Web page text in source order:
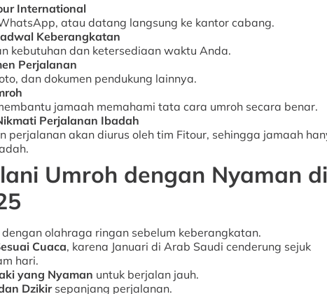
International
atau datang langsung ke kantor cabang.
Keberangkatan
kebutuhan dan ketersediaan waktu Anda.
Perjalanan
dan dokumen pendukung lainnya.
jamaah memahami tata cara umroh secara benar.
Perjalanan Ibadah
perjalanan akan diurus oleh tim Fitour, sehingga jamaah
Umroh dengan Nyaman di
olahraga ringan sebelum keberangkatan.
Cuaca, karena Januari di Arab Saudi cenderung sejuk
hari.
yang Nyaman untuk berjalan jauh.
Dzikirsepanjang perjalanan.